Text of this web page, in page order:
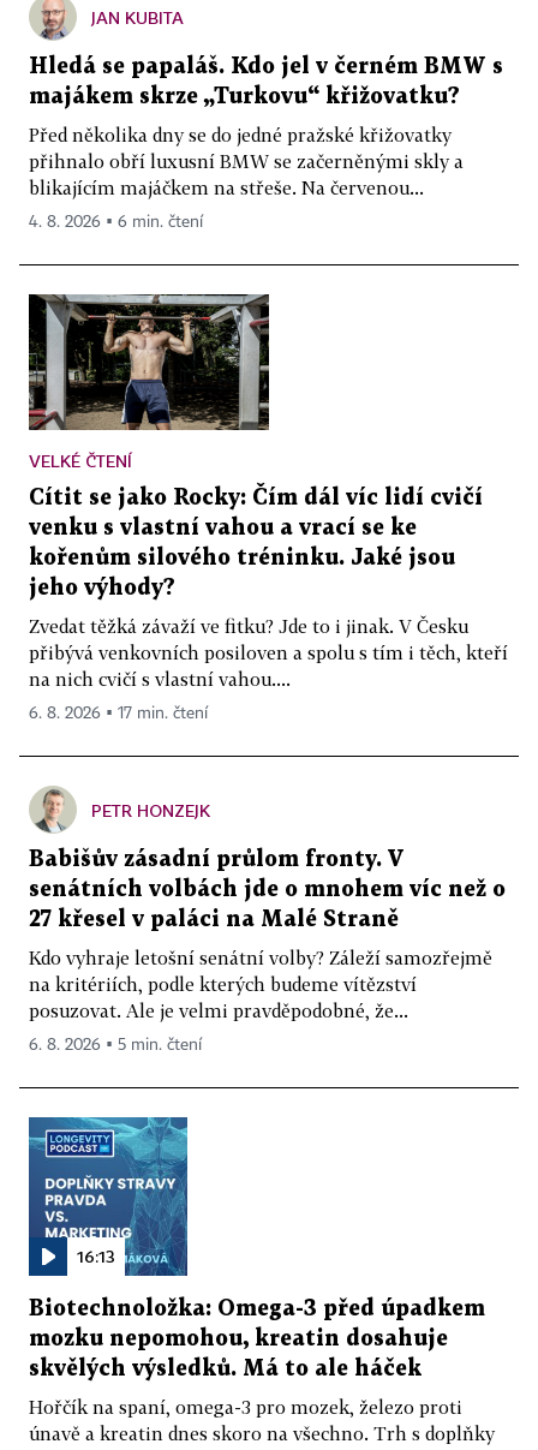
JAN KUBITA
Hledá se papaláš. Kdo jel v černém BMW s
majákem skrze „Turkovu“ křižovatku?
Před několika dny se do jedné pražské křižovatky
přihnalo obří luxusní BMW se začerněnými skly a
blikajícím majáčkem na střeše. Na červenou...
4. 8. 2026 ▪ 6 min. čtení
VELKÉ ČTENÍ
Cítit se jako Rocky: Čím dál víc lidí cvičí
venku s vlastní vahou a vrací se ke
kořenům silového tréninku. Jaké jsou
jeho výhody?
Zvedat těžká závaží ve fitku? Jde to i jinak. V Česku
přibývá venkovních posiloven a spolu s tím i těch, kteří
na nich cvičí s vlastní vahou....
6. 8. 2026 ▪ 17 min. čtení
PETR HONZEJK
Babišův zásadní průlom fronty. V
senátních volbách jde o mnohem víc než o
27 křesel v paláci na Malé Straně
Kdo vyhraje letošní senátní volby? Záleží samozřejmě
na kritériích, podle kterých budeme vítězství
posuzovat. Ale je velmi pravděpodobné, že...
6. 8. 2026 ▪ 5 min. čtení
16:13
Biotechnoložka: Omega-3 před úpadkem
mozku nepomohou, kreatin dosahuje
skvělých výsledků. Má to ale háček
Hořčík na spaní, omega-3 pro mozek, železo proti
únavě a kreatin dnes skoro na všechno. Trh s doplňky